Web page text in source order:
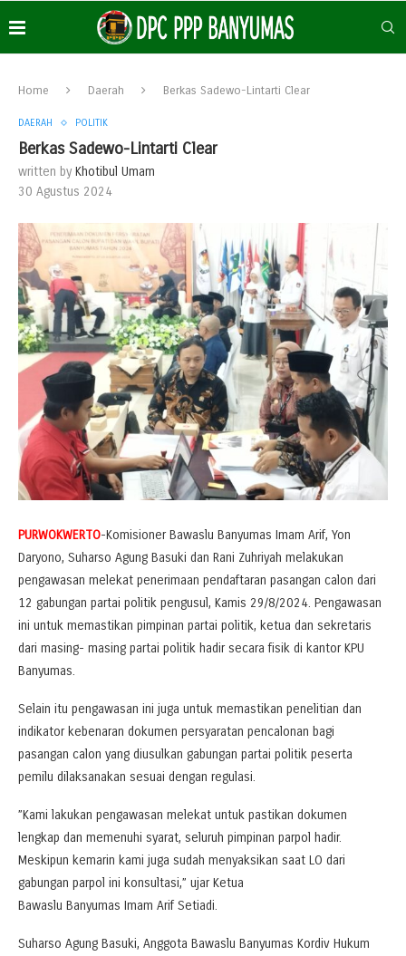
Home Daerah Berkas Sadewo-Lintarti Clear
DAERAH POLITIK
Berkas Sadewo-Lintarti Clear
written by Khotibul Umam
30 Agustus 2024
PURWOKWERTO-Komisioner Bawaslu Banyumas Imam Arif, Yon
Daryono, Suharso Agung Basuki dan Rani Zuhriyah melakukan
pengawasan melekat penerimaan pendaftaran pasangan calon dari
12 gabungan partai politik pengusul, Kamis 29/8/2024. Pengawasan
ini untuk memastikan pimpinan partai politik, ketua dan sekretaris
dari masing- masing partai politik hadir secara fisik di kantor KPU
Banyumas.
Selain itu pengawasan ini juga untuk memastikan penelitian dan
indikator kebenaran dokumen persyaratan pencalonan bagi
pasangan calon yang diusulkan gabungan partai politik peserta
pemilu dilaksanakan sesuai dengan regulasi.
”Kami lakukan pengawasan melekat untuk pastikan dokumen
lengkap dan memenuhi syarat, seluruh pimpinan parpol hadir.
Meskipun kemarin kami juga sudah menyaksikan saat LO dari
gabungan parpol ini konsultasi,” ujar Ketua
Bawaslu Banyumas Imam Arif Setiadi.
Suharso Agung Basuki, Anggota Bawaslu Banyumas Kordiv Hukum